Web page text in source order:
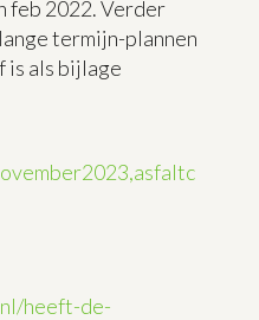
feb 2022. Verder
termijn-plannen
is als bijlage
heeft-de-